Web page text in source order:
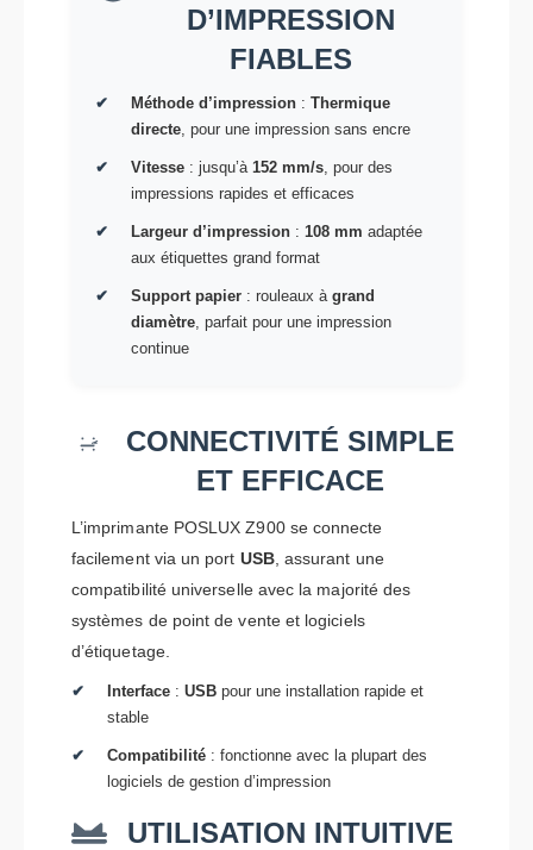
D’IMPRESSION
FIABLES
Méthode d’impression : Thermique
directe , pour une impression sans encre
Vitesse : jusqu’à 152 mm/s , pour des
impressions rapides et efficaces
Largeur d’impression : 108 mm adaptée
aux étiquettes grand format
Support papier : rouleaux à grand
diamètre , parfait pour une impression
continue
CONNECTIVITÉ SIMPLE
ET EFFICACE
L’imprimante POSLUX Z900 se connecte
facilement via un port USB, assurant une
compatibilité universelle avec la majorité des
systèmes de point de vente et logiciels
d’étiquetage.
Interface : USB pour une installation rapide et
stable
Compatibilité : fonctionne avec la plupart des
logiciels de gestion d’impression
UTILISATION INTUITIVE